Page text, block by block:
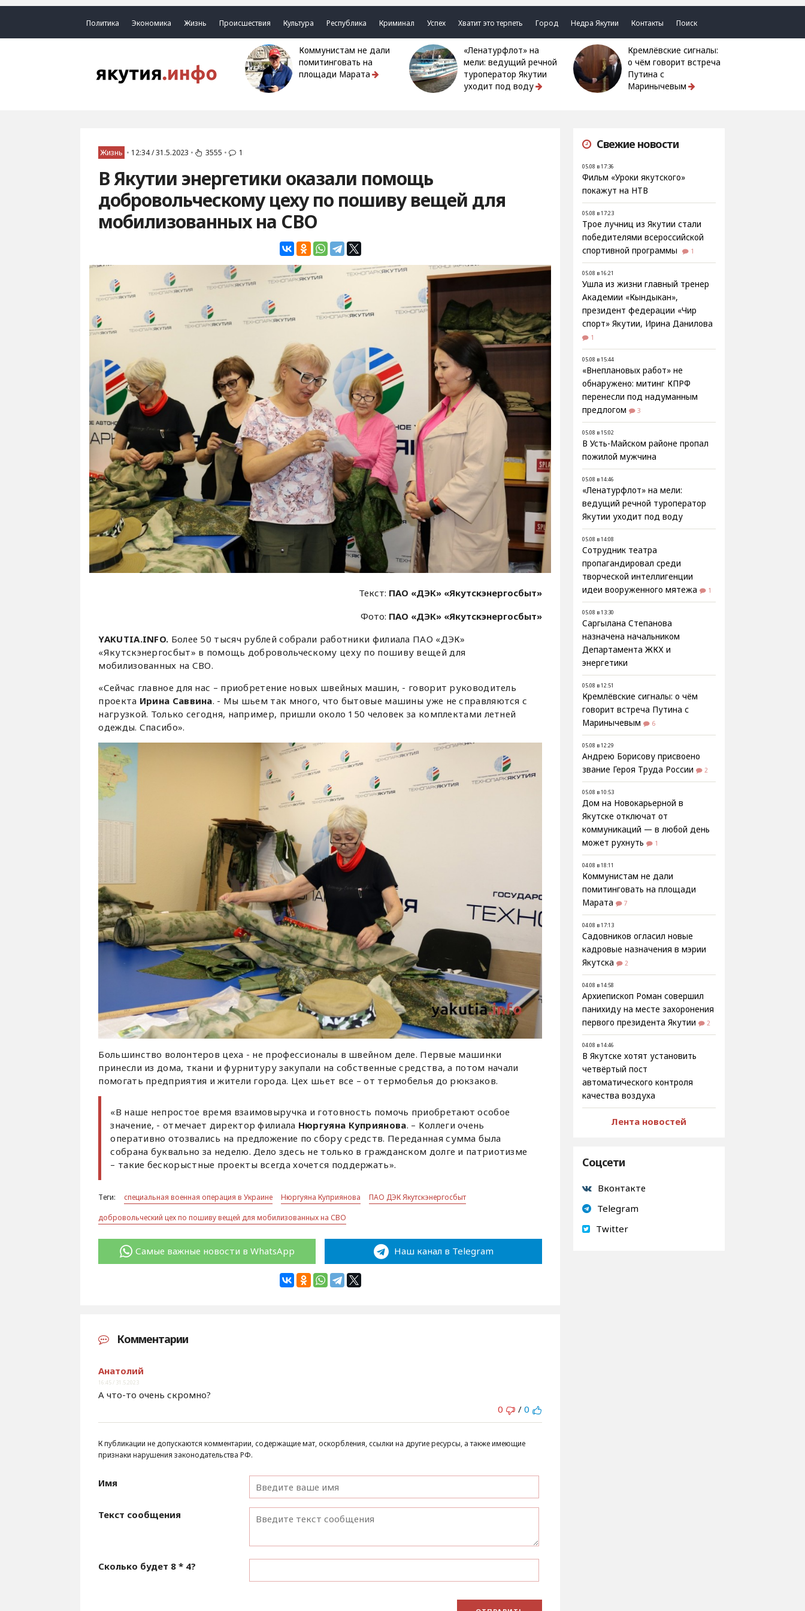
Политика Экономика Жизнь Происшествия Культура Республика Криминал Успех Хватит это терпеть Город Недра Якутии Контакты Поиск
Коммунистам не дали
помитинговать на
площади Марата
«Ленатурфлот» на
мели: ведущий речной
туроператор Якутии
уходит под воду
Кремлёвские сигналы:
о чём говорит встреча
Путина с
Маринычевым
Жизнь • 12:34 / 31.5.2023 • 3555 • 1
В Якутии энергетики оказали помощь
добровольческому цеху по пошиву вещей для
мобилизованных на СВО
Текст: ПАО «ДЭК» «Якутскэнергосбыт»
Фото: ПАО «ДЭК» «Якутскэнергосбыт»
YAKUTIA.INFO. Более 50 тысяч рублей собрали работники филиала ПАО «ДЭК»
«Якутскэнергосбыт» в помощь добровольческому цеху по пошиву вещей для
мобилизованных на СВО.
«Сейчас главное для нас – приобретение новых швейных машин, - говорит руководитель
проекта Ирина Саввина. - Мы шьем так много, что бытовые машины уже не справляются с
нагрузкой. Только сегодня, например, пришли около 150 человек за комплектами летней
одежды. Спасибо».
Большинство волонтеров цеха - не профессионалы в швейном деле. Первые машинки
принесли из дома, ткани и фурнитуру закупали на собственные средства, а потом начали
помогать предприятия и жители города. Цех шьет все – от термобелья до рюкзаков.
«В наше непростое время взаимовыручка и готовность помочь приобретают особое
значение, - отмечает директор филиала Нюргуяна Куприянова. – Коллеги очень
оперативно отозвались на предложение по сбору средств. Переданная сумма была
собрана буквально за неделю. Дело здесь не только в гражданском долге и патриотизме
– такие бескорыстные проекты всегда хочется поддержать».
Теги: специальная военная операция в Украине Нюргуяна Куприянова
ПАО ДЭК Якутскэнергосбыт
добровольческий цех по пошиву вещей для мобилизованных на СВО
Самые важные новости в WhatsApp Наш канал в Telegram
Комментарии
Анатолий
16:45 / 31.5.2023
А что-то очень скромно?
0
/ 0
К публикации не допускаются комментарии, содержащие мат, оскорбления, ссылки на другие ресурсы, а также имеющие
признаки нарушения законодательства РФ.
Имя
Текст сообщения
Сколько будет 8 * 4?
Свежие новости
05.08 в 17:36
Фильм «Уроки якутского»
покажут на НТВ
05.08 в 17:23
Трое лучниц из Якутии стали
победителями всероссийской
спортивной программы
1
05.08 в 16:21
Ушла из жизни главный тренер
Академии «Кындыкан»,
президент федерации «Чир
спорт» Якутии, Ирина Данилова
1
05.08 в 15:44
«Внеплановых работ» не
обнаружено: митинг КПРФ
перенесли под надуманным
предлогом
3
05.08 в 15:02
В Усть-Майском районе пропал
пожилой мужчина
05.08 в 14:46
«Ленатурфлот» на мели:
ведущий речной туроператор
Якутии уходит под воду
05.08 в 14:08
Сотрудник театра
пропагандировал среди
творческой интеллигенции
идеи вооруженного мятежа
1
05.08 в 13:30
Саргылана Степанова
назначена начальником
Департамента ЖКХ и
энергетики
05.08 в 12:51
Кремлёвские сигналы: о чём
говорит встреча Путина с
Маринычевым
6
05.08 в 12:29
Андрею Борисову присвоено
звание Героя Труда России
2
05.08 в 10:53
Дом на Новокарьерной в
Якутске отключат от
коммуникаций — в любой день
может рухнуть
1
04.08 в 18:11
Коммунистам не дали
помитинговать на площади
Марата
7
04.08 в 17:13
Садовников огласил новые
кадровые назначения в мэрии
Якутска
2
04.08 в 14:58
Архиепископ Роман совершил
панихиду на месте захоронения
первого президента Якутии
2
04.08 в 14:46
В Якутске хотят установить
четвёртый пост
автоматического контроля
качества воздуха
Лента новостей
Соцсети
Вконтакте
Telegram
Twitter